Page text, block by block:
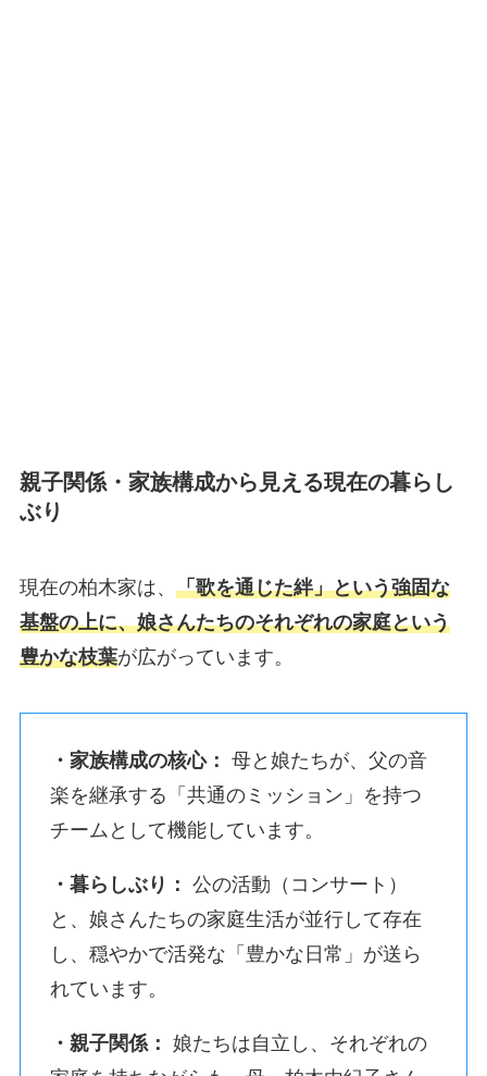
親子関係・家族構成から見える現在の暮らし
ぶり
現在の柏木家は、 「歌を通じた絆」という強固な
基盤の上に、娘さんたちのそれぞれの家庭という
豊かな枝葉が広がっています。
・家族構成の核心： 母と娘たちが、父の音
楽を継承する「共通のミッション」を持つ
チームとして機能しています。
・暮らしぶり： 公の活動（コンサート）
と、娘さんたちの家庭生活が並行して存在
し、穏やかで活発な「豊かな日常」が送ら
れています。
・親子関係： 娘たちは自立し、それぞれの